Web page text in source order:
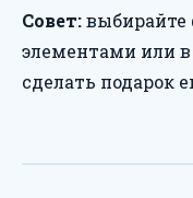
Совет:выбирайте
элементами или
сделать подарок